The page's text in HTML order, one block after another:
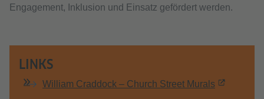
Engagement, Inklusion und Einsatz gefördert werden.
LINKS
William Craddock – Church Street Murals